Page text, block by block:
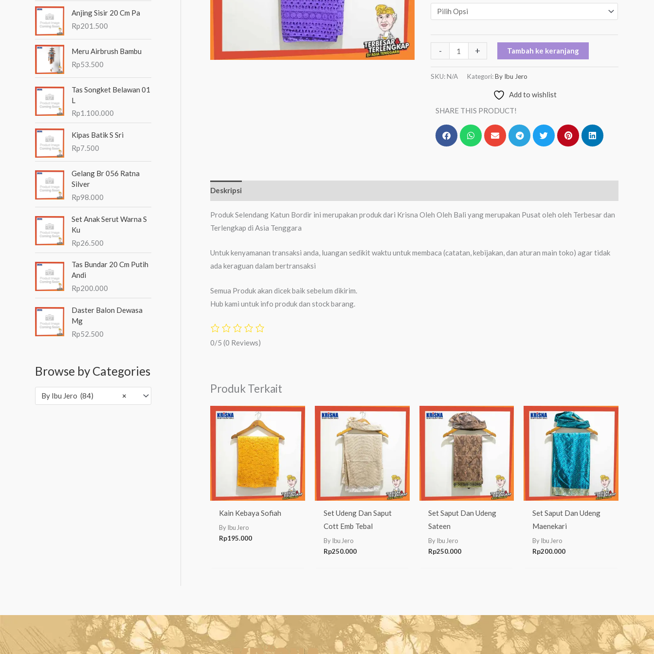
n
u
k
Anjing Sisir 20 Cm Pa
Rp201.500
Meru Airbrush Bambu
Rp53.500
Tas Songket Belawan 01
L
Rp1.100.000
Kipas Batik S Sri
Rp7.500
Gelang Br 056 Ratna
Silver
Rp98.000
Set Anak Serut Warna S
Ku
Rp26.500
Tas Bundar 20 Cm Putih
Andi
Rp200.000
Daster Balon Dewasa
Mg
Rp52.500
Browse by Categories
×
By Ibu Jero (84)
- + Tambah ke keranjang
SKU:N/A Kategori:By Ibu Jero
Add to wishlist
SHARE THIS PRODUCT!
Deskripsi
Produk Selendang Katun Bordir ini merupakan produk dari Krisna Oleh Oleh Bali yang merupakan Pusat oleh oleh Terbesar dan
Terlengkap di Asia Tenggara
Untuk kenyamanan transaksi anda, luangan sedikit waktu untuk membaca (catatan, kebijakan, dan aturan main toko) agar tidak
ada keraguan dalam bertransaksi
Semua Produk akan dicek baik sebelum dikirim.
Hub kami untuk info produk dan stock barang.
0/5 (0 Reviews)
Produk Terkait
Kain Kebaya Sofiah
By Ibu Jero
Rp195.000
Set Udeng Dan Saput
Cott Emb Tebal
By Ibu Jero
Rp250.000
Set Saput Dan Udeng
Sateen
By Ibu Jero
Rp250.000
Set Saput Dan Udeng
Maenekari
By Ibu Jero
Rp200.000